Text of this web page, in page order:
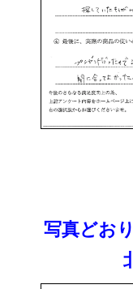
写真どお